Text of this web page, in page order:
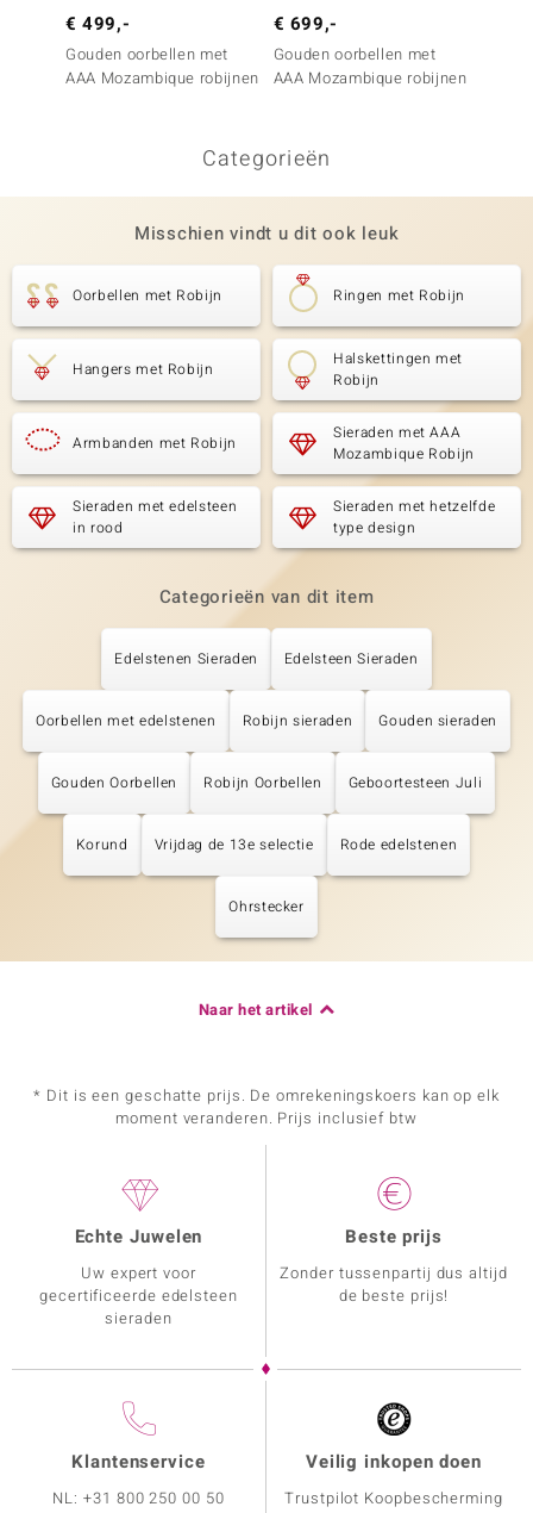
€ 499,-
Gouden oorbellen met
AAA Mozambique robijnen
€ 699,-
Gouden oorbellen met
AAA Mozambique robijnen
Categorieën
Misschien vindt u dit ook leuk
Oorbellen met Robijn Ringen met Robijn
Hangers met Robijn
Halskettingen met
Robijn
Armbanden met Robijn
Sieraden met AAA
Mozambique Robijn
Sieraden met edelsteen
in rood
Sieraden met hetzelfde
type design
Categorieën van dit item
Edelstenen Sieraden Edelsteen Sieraden
Oorbellen met edelstenen Robijn sieraden Gouden sieraden
Gouden Oorbellen Robijn Oorbellen Geboortesteen Juli
Korund Vrijdag de 13e selectie Rode edelstenen
Ohrstecker
Naar het artikel
* Dit is een geschatte prijs. De omrekeningskoers kan op elk
moment veranderen. Prijs inclusief btw
Echte Juwelen
Uw expert voor
gecertificeerde edelsteen
sieraden
Beste prijs
Zonder tussenpartij dus altijd
de beste prijs!
Klantenservice
NL:+31 800 250 00 50
Veilig inkopen doen
Trustpilot Koopbescherming